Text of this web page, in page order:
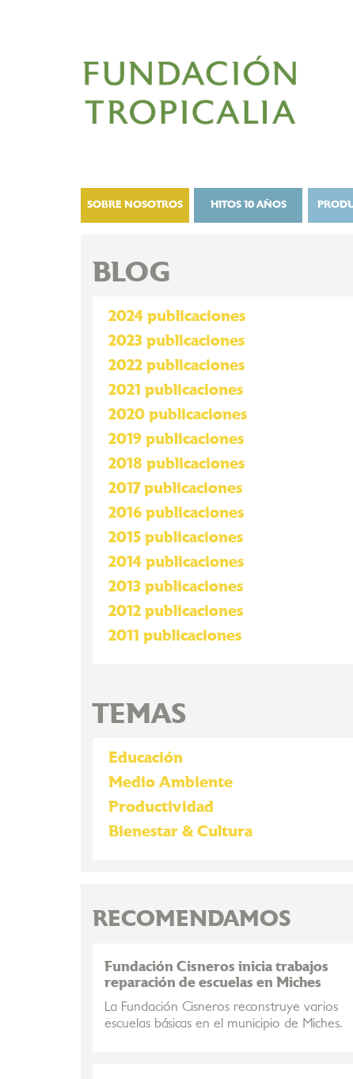
SOBRE NOSOTROS HITOS 10 AÑOS
BLOG
2024 publicaciones
2023 publicaciones
2022 publicaciones
2021 publicaciones
2020 publicaciones
2019 publicaciones
2018 publicaciones
2017 publicaciones
2016 publicaciones
2015 publicaciones
2014 publicaciones
2013 publicaciones
2012 publicaciones
2011 publicaciones
TEMAS
Educación
Medio Ambiente
Productividad
Bienestar & Cultura
RECOMENDAMOS
Fundación Cisneros inicia trabajos
reparación de escuelas en Miches
La Fundación Cisneros reconstruye varios
escuelas básicas en el municipio de Miches.